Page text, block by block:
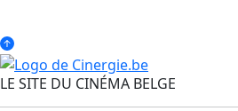
LE SITE DU CINÉMA BELGE